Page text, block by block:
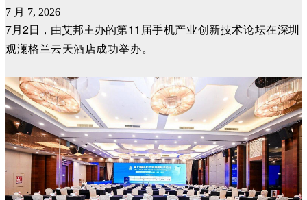
7 月 7, 2026
7月2日，由艾邦主办的第11届手机产业创新技术论坛在深圳
观澜格兰云天酒店成功举办。